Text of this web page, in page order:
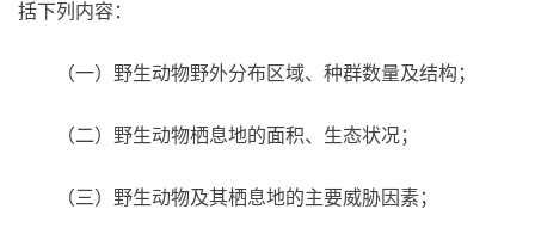
括下列内容：
（一）野生动物野外分布区域、种群数量及结构；
（二）野生动物栖息地的面积、生态状况；
（三）野生动物及其栖息地的主要威胁因素；